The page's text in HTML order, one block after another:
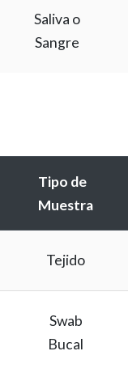
Saliva o
Sangre
Tipo de
Muestra
Tejido
Swab
Bucal